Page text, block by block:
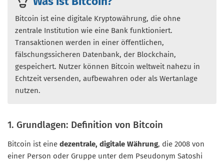
Bitcoin ist eine digitale Kryptowährung, die ohne
zentrale Institution wie eine Bank funktioniert.
Transaktionen werden in einer öffentlichen,
fälschungssicheren Datenbank, der Blockchain,
gespeichert. Nutzer können Bitcoin weltweit nahezu in
Echtzeit versenden, aufbewahren oder als Wertanlage
nutzen.
1. Grundlagen: Definition von Bitcoin
Bitcoin ist eine dezentrale, digitale Währung, die 2008 von
einer Person oder Gruppe unter dem Pseudonym Satoshi